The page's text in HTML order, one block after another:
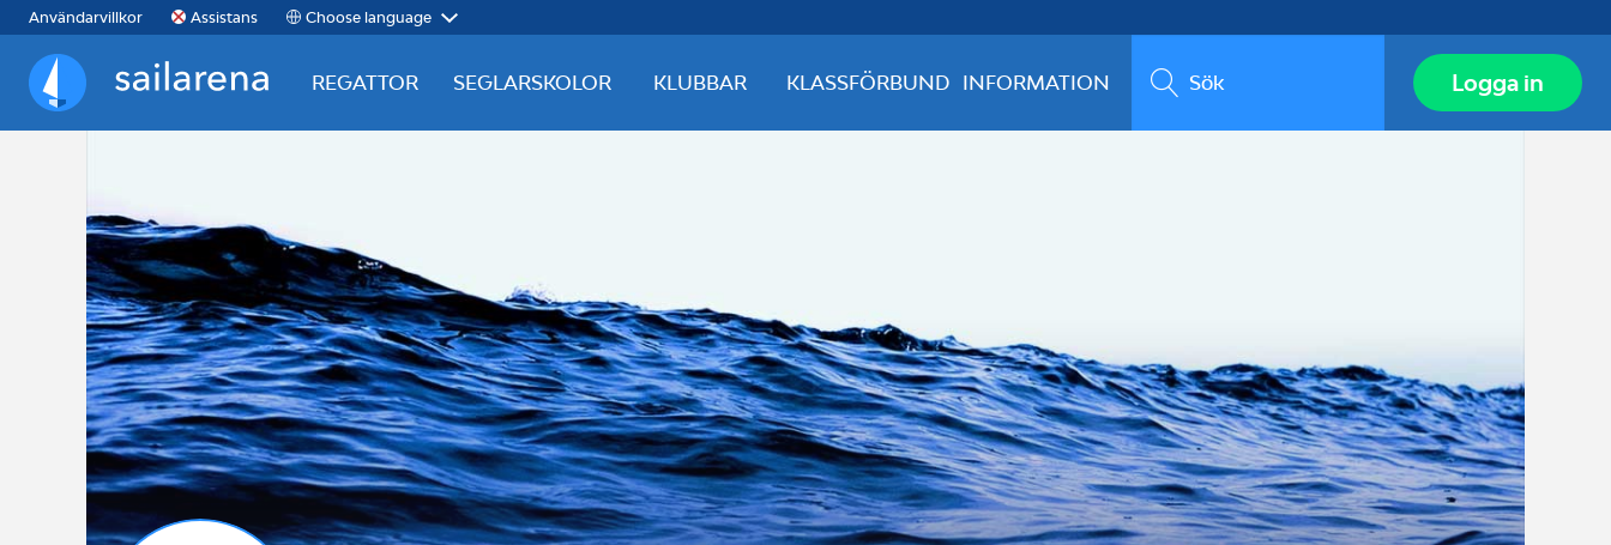
Användarvillkor Assistans Choose language
Sailarena
REGATTOR SEGLARSKOLOR KLUBBAR KLASSFÖRBUND INFORMATION Sök Logga in